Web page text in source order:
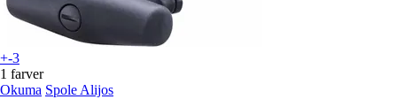
+-3
1 farver
Okuma Spole Alijos